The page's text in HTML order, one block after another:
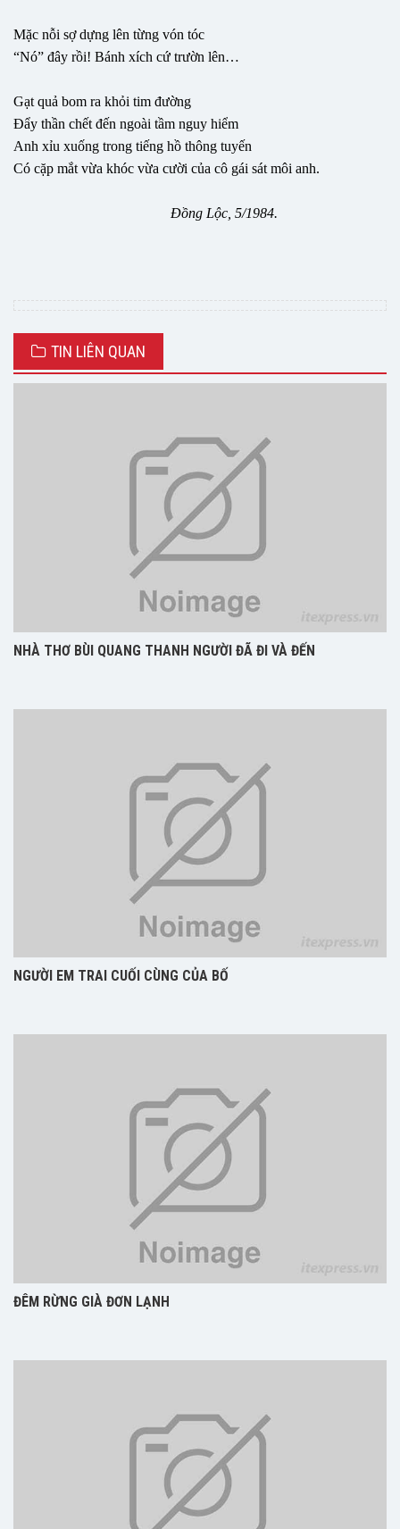
Mặc nỗi sợ dựng lên từng vón tóc
“Nó” đây rồi! Bánh xích cứ trườn lên…
Gạt quả bom ra khỏi tim đường
Đẩy thần chết đến ngoài tầm nguy hiểm
Anh xỉu xuống trong tiếng hồ thông tuyến
Có cặp mắt vừa khóc vừa cười của cô gái sát môi anh.
Đồng Lộc, 5/1984.
TIN LIÊN QUAN
NHÀ THƠ BÙI QUANG THANH NGƯỜI ĐÃ ĐI VÀ ĐẾN
NGƯỜI EM TRAI CUỐI CÙNG CỦA BỐ
ĐÊM RỪNG GIÀ ĐƠN LẠNH